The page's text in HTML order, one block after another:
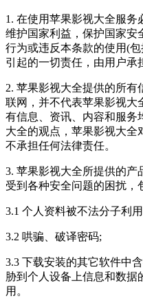
1. 在使用苹果影视大全服务
维护国家利益，保护国家安
行为或违反本条款的使用(
引起的一切责任，由用户承
2. 苹果影视大全提供的所
联网，并不代表苹果影视大
有信息、资讯、内容和服务
大全的观点，苹果影视大全
不承担任何法律责任。
3. 苹果影视大全所提供的产
受到各种安全问题的困扰，
3.1 个人资料被不法分子利
3.2 哄骗、破译密码;
3.3 下载安装的其它软件中
胁到个人设备上信息和数据
用。